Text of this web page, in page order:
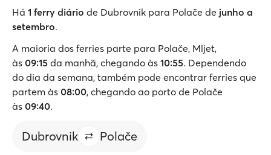
Há 1 ferry diário de Dubrovnik para Polače de junho a
setembro.
A maioria dos ferries parte para Polače, Mljet,
às 09:15 da manhã, chegando às 10:55. Dependendo
do dia da semana, também pode encontrar ferries que
partem às 08:00, chegando ao porto de Polače
às 09:40.
Dubrovnik Polače